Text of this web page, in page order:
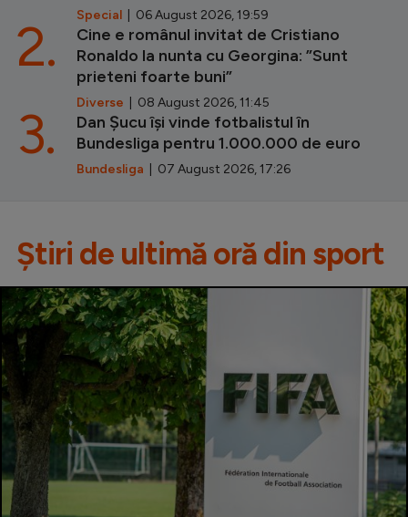
Special | 06 August 2026, 19:59
Cine e românul invitat de Cristiano
Ronaldo la nunta cu Georgina: ”Sunt
prieteni foarte buni”
Diverse | 08 August 2026, 11:45
2.
Dan Șucu își vinde fotbalistul în
Bundesliga pentru 1.000.000 de euro
Bundesliga | 07 August 2026, 17:26
3.
Știri de ultimă oră din sport